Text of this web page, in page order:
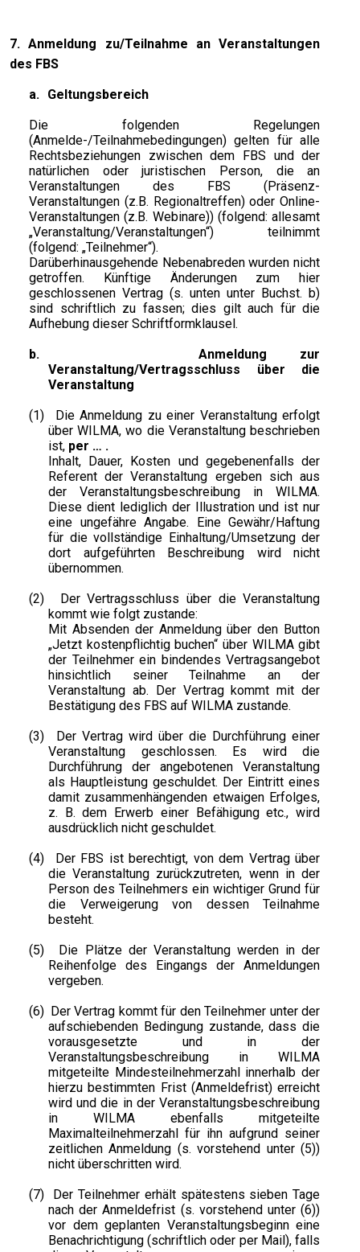
7. Anmeldung zu/Teilnahme an Veranstaltungen
des FBS
a. Geltungsbereich
Die folgenden Regelungen
(Anmelde-/Teilnahmebedingungen) gelten für alle
Rechtsbeziehungen zwischen dem FBS und der
natürlichen oder juristischen Person, die an
Veranstaltungen des FBS (Präsenz-
Veranstaltungen (z.B. Regionaltreffen) oder Online-
Veranstaltungen (z.B. Webinare)) (folgend: allesamt
„Veranstaltung/Veranstaltungen“) teilnimmt
(folgend: „Teilnehmer“).
Darüberhinausgehende Nebenabreden wurden nicht
getroffen. Künftige Änderungen zum hier
geschlossenen Vertrag (s. unten unter Buchst. b)
sind schriftlich zu fassen; dies gilt auch für die
Aufhebung dieser Schriftformklausel.
b.
Anmeldung zur
Veranstaltung/Vertragsschluss über die
Veranstaltung
(1)
Die Anmeldung zu einer Veranstaltung erfolgt
über WILMA, wo die Veranstaltung beschrieben
ist, per … .
Inhalt, Dauer, Kosten und gegebenenfalls der
Referent der Veranstaltung ergeben sich aus
der Veranstaltungsbeschreibung in WILMA.
Diese dient lediglich der Illustration und ist nur
eine ungefähre Angabe. Eine Gewähr/Haftung
für die vollständige Einhaltung/Umsetzung der
dort aufgeführten Beschreibung wird nicht
übernommen.
(2)
Der Vertragsschluss über die Veranstaltung
kommt wie folgt zustande:
Mit Absenden der Anmeldung über den Button
„Jetzt kostenpflichtig buchen“ über WILMA gibt
der Teilnehmer ein bindendes Vertragsangebot
hinsichtlich seiner Teilnahme an der
Veranstaltung ab. Der Vertrag kommt mit der
Bestätigung des FBS auf WILMA zustande.
(3)
Der Vertrag wird über die Durchführung einer
Veranstaltung geschlossen. Es wird die
Durchführung der angebotenen Veranstaltung
als Hauptleistung geschuldet. Der Eintritt eines
damit zusammenhängenden etwaigen Erfolges,
z. B. dem Erwerb einer Befähigung etc., wird
ausdrücklich nicht geschuldet.
(4)
Der FBS ist berechtigt, von dem Vertrag über
die Veranstaltung zurückzutreten, wenn in der
Person des Teilnehmers ein wichtiger Grund für
die Verweigerung von dessen Teilnahme
besteht.
(5)
Die Plätze der Veranstaltung werden in der
Reihenfolge des Eingangs der Anmeldungen
vergeben.
(6) Der Vertrag kommt für den Teilnehmer unter der
aufschiebenden Bedingung zustande, dass die
vorausgesetzte und in der
Veranstaltungsbeschreibung in WILMA
mitgeteilte Mindesteilnehmerzahl innerhalb der
hierzu bestimmten Frist (Anmeldefrist) erreicht
wird und die in der Veranstaltungsbeschreibung
in WILMA ebenfalls mitgeteilte
Maximalteilnehmerzahl für ihn aufgrund seiner
zeitlichen Anmeldung (s. vorstehend unter (5))
nicht überschritten wird.
(7)
Der Teilnehmer erhält spätestens sieben Tage
nach der Anmeldefrist (s. vorstehend unter (6))
vor dem geplanten Veranstaltungsbeginn eine
Benachrichtigung (schriftlich oder per Mail), falls